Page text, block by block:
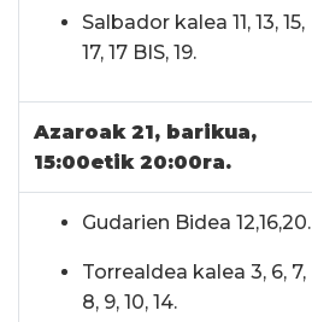
Salbador kalea 11, 13, 15,
17, 17 BIS, 19.
Azaroak 21, barikua,
15:00etik 20:00ra.
Gudarien Bidea 12,16,20.
Torrealdea kalea 3, 6, 7,
8, 9, 10, 14.